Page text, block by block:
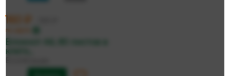
160 ₽
по карте
клетк...